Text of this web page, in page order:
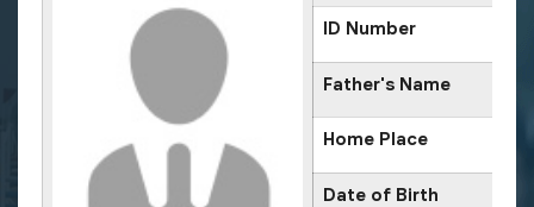
ID Number
Father's Name
Home Place
Date of Birth